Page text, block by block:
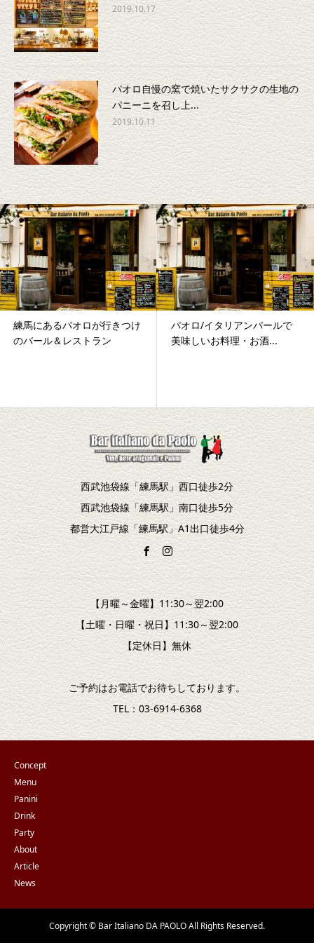
2019.10.17
パオロ自慢の窯で焼いたサクサクの生地の
パニーニを召し上...
2019.10.11
練馬にあるパオロが行きつけ
のバール＆レストラン
パオロ/イタリアンバールで
美味しいお料理・お酒...
西武池袋線「練馬駅」西口徒歩2分
西武池袋線「練馬駅」南口徒歩5分
都営大江戸線「練馬駅」A1出口徒歩4分
【月曜～金曜】11:30～翌2:00
【土曜・日曜・祝日】11:30～翌2:00
【定休日】無休
ご予約はお電話でお待ちしております。
TEL：03-6914-6368
Concept
Menu
Panini
Drink
Party
About
Article
News
Copyright © Bar Italiano DA PAOLO All Rights Reserved.